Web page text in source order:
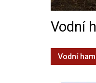
Vodní
Vodní